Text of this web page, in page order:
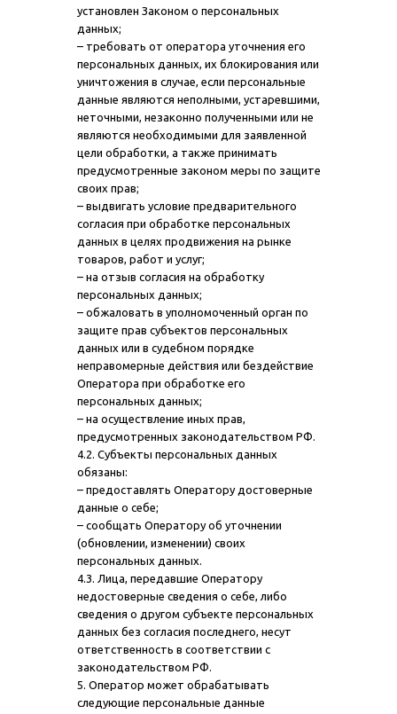
установлен Законом о персональных
данных;
– требовать от оператора уточнения его
персональных данных, их блокирования или
уничтожения в случае, если персональные
данные являются неполными, устаревшими,
неточными, незаконно полученными или не
являются необходимыми для заявленной
цели обработки, а также принимать
предусмотренные законом меры по защите
своих прав;
– выдвигать условие предварительного
согласия при обработке персональных
данных в целях продвижения на рынке
товаров, работ и услуг;
– на отзыв согласия на обработку
персональных данных;
– обжаловать в уполномоченный орган по
защите прав субъектов персональных
данных или в судебном порядке
неправомерные действия или бездействие
Оператора при обработке его
персональных данных;
– на осуществление иных прав,
предусмотренных законодательством РФ.
4.2. Субъекты персональных данных
обязаны:
– предоставлять Оператору достоверные
данные о себе;
– сообщать Оператору об уточнении
(обновлении, изменении) своих
персональных данных.
4.3. Лица, передавшие Оператору
недостоверные сведения о себе, либо
сведения о другом субъекте персональных
данных без согласия последнего, несут
ответственность в соответствии с
законодательством РФ.
5. Оператор может обрабатывать
следующие персональные данные